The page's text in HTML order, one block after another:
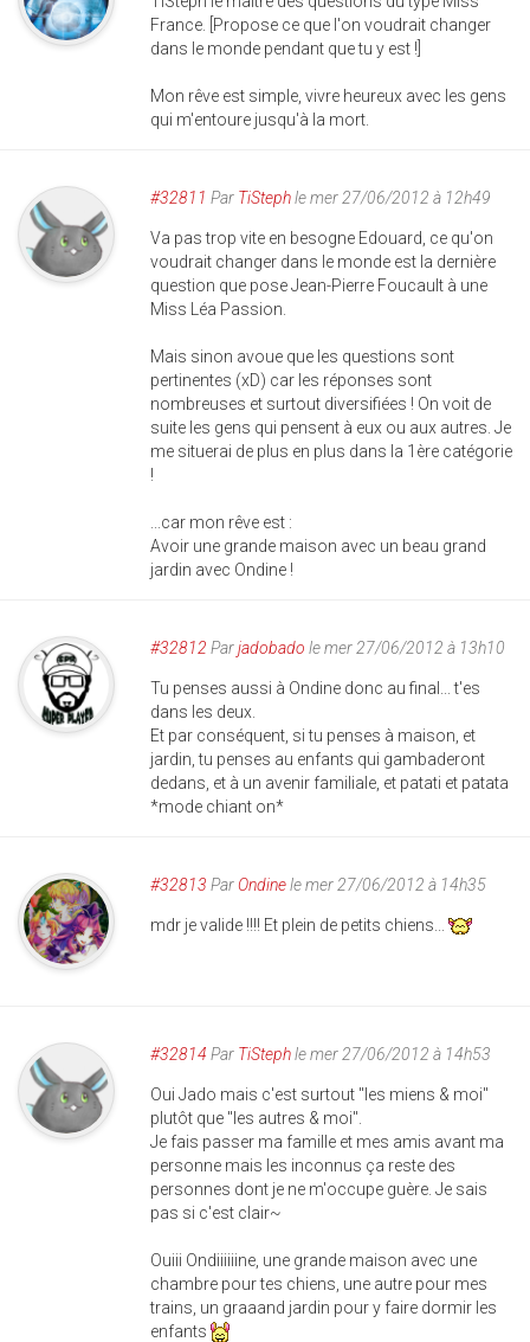
France. [Propose ce que l'on voudrait changer
dans le monde pendant que tu y est !]
Mon rêve est simple, vivre heureux avec les gens
qui m'entoure jusqu'à la mort.
#32811 Par TiStephle mer 27/06/2012 à 12h49
Va pas trop vite en besogne Edouard, ce qu'on
voudrait changer dans le monde est la dernière
question que pose Jean-Pierre Foucault à une
Miss Léa Passion.
Mais sinon avoue que les questions sont
pertinentes (xD) car les réponses sont
nombreuses et surtout diversifiées ! On voit de
suite les gens qui pensent à eux ou aux autres. Je
me situerai de plus en plus dans la 1ère catégorie
!
...car mon rêve est :
Avoir une grande maison avec un beau grand
jardin avec Ondine !
#32812 Parjadobado le mer 27/06/2012 à 13h10
Tu penses aussi à Ondine donc au final... t'es
dans les deux.
Et par conséquent, si tu penses à maison, et
jardin, tu penses au enfants qui gambaderont
dedans, et à un avenir familiale, et patati et patata
*mode chiant on*
#32813 ParOndinele mer 27/06/2012 à 14h35
mdr je valide !!!! Et plein de petits chiens...
#32814 Par TiStephle mer 27/06/2012 à 14h53
Oui Jado mais c'est surtout "les miens & moi"
plutôt que "les autres & moi".
Je fais passer ma famille et mes amis avant ma
personne mais les inconnus ça reste des
personnes dont je ne m'occupe guère. Je sais
pas si c'est clair~
Ouiii Ondiiiiiine, une grande maison avec une
chambre pour tes chiens, une autre pour mes
trains, un graaand jardin pour y faire dormir les
enfants